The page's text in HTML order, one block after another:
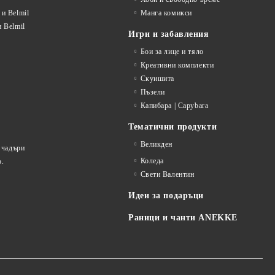
и Belmil
Belmil
Манга комикси
Игри и забавления
Бои за лице и тяло
Креативни комплекти
Скуишита
Пъзели
Капибара | Capybara
Тематични продукти
Великден
Коледа
Свети Валентин
Идеи за подаръци
Раници и чанти ANEKKE